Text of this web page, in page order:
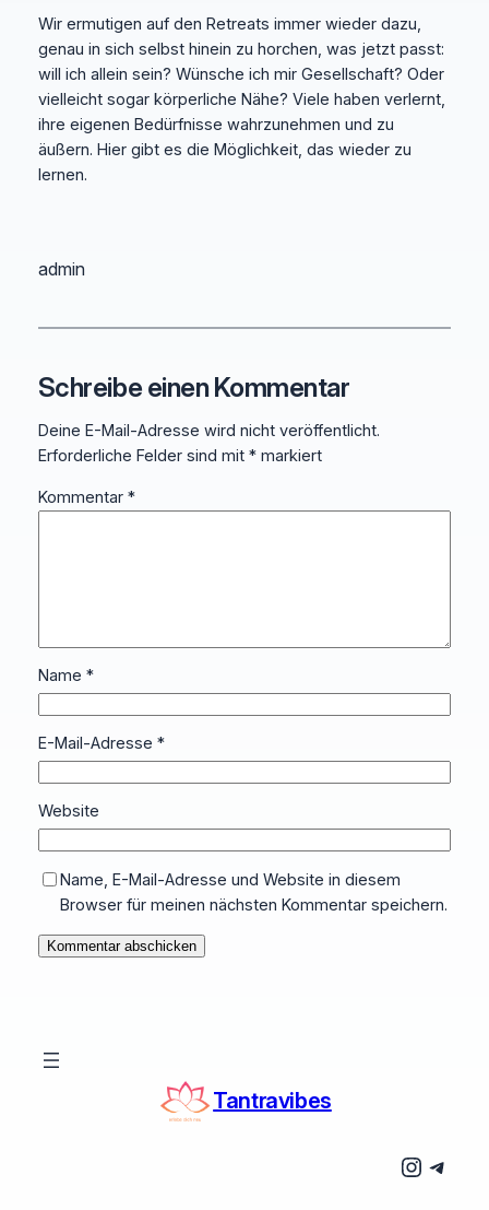
Wir ermutigen auf den Retreats immer wieder dazu,
genau in sich selbst hinein zu horchen, was jetzt passt:
will ich allein sein? Wünsche ich mir Gesellschaft? Oder
vielleicht sogar körperliche Nähe? Viele haben verlernt,
ihre eigenen Bedürfnisse wahrzunehmen und zu
äußern. Hier gibt es die Möglichkeit, das wieder zu
lernen.
admin
Schreibe einen Kommentar
Deine E-Mail-Adresse wird nicht veröffentlicht.
Erforderliche Felder sind mit *markiert
Kommentar *
Name *
E-Mail-Adresse *
Website
Name, E-Mail-Adresse und Website in diesem
Browser für meinen nächsten Kommentar speichern.
Tantravibes
Instagram Telegram